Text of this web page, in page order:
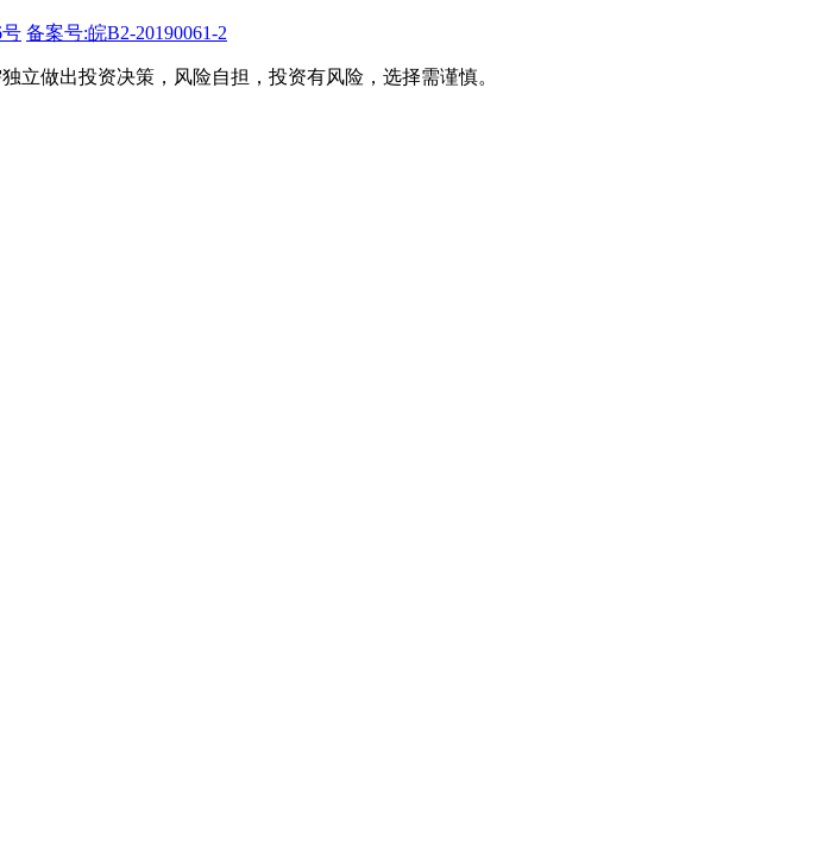
号 备案号:皖B2-20190061-2
立做出投资决策，风险自担，投资有风险，选择需谨慎。